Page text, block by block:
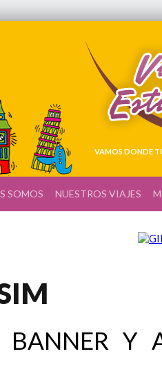
VAMOS DONDE
SOMOS NUESTROS VIAJES
BANNER Y